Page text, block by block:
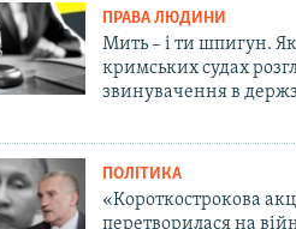
ПРАВА ЛЮДИНИ
Мить – і ти шпигун.
кримських судах
звинувачення в
ПОЛІТИКА
«Короткострокова
перетворилася на